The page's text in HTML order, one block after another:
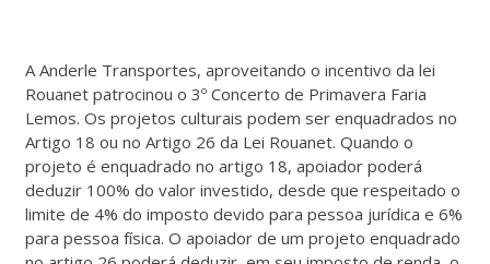
A Anderle Transportes, aproveitando o incentivo da lei
Rouanet patrocinou o 3º Concerto de Primavera Faria
Lemos. Os projetos culturais podem ser enquadrados no
Artigo 18 ou no Artigo 26 da Lei Rouanet. Quando o
projeto é enquadrado no artigo 18, apoiador poderá
deduzir 100% do valor investido, desde que respeitado o
limite de 4% do imposto devido para pessoa jurídica e 6%
para pessoa física. O apoiador de um projeto enquadrado